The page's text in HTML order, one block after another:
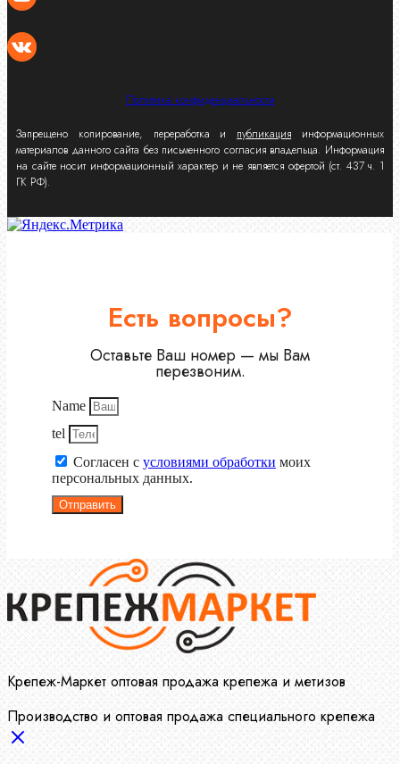
Политика конфиденциальности
Запрещено копирование, переработка и публикация информационных
материалов данного сайта без письменного согласия владельца. Информация
на сайте носит информационный характер и не является офертой (ст. 437 ч. 1
ГК РФ).
Есть вопросы?
Оставьте Ваш номер — мы Вам
перезвоним.
Name
tel
Согласен с условиями обработки моих
персональных данных.
Отправить
Крепеж-Маркет оптовая продажа крепежа и метизов
Производство и оптовая продажа специального крепежа